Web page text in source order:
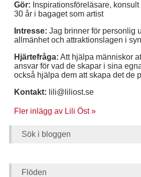
Gör: Inspirationsföreläsare,
30 år i bagaget som artist
Intresse: Jag brinner för personlig
allmänhet och attraktionslagen i
Hjärtefråga: Att hjälpa människor
ansvar för vad de skapar i sina
också hjälpa dem att skapa det de
Kontakt: lili@liliost.se
Fler inlägg av Lili Öst »
Sök i bloggen
Flöden